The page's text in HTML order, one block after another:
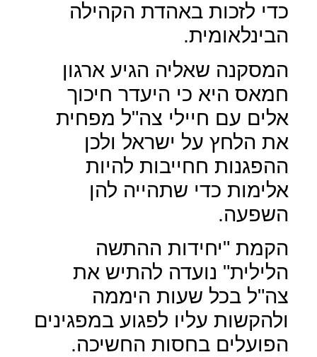
כדי לזכות באהדת הקהילה
הבינלאומית.
המסקנה שאליה הגיע ארגון
חמאס היא כי היעדר חיכוך
אלים עם חיילי צה"ל מפחית
את הלחץ על ישראל ולכן
ההפגנות חחייבות להיות
אלימות כדי שתהייה להן
השפעה.
הקמת "יחידות ההתשה
הלילית" נועדה להתיש את
צה"ל בכל שעות היממה
ולהקשות עליו לפגוע במפגינים
הפועלים בחסות החשיכה.